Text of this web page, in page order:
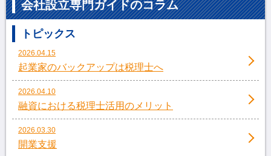
会社設立専門ガイドのコラム
トピックス
2026.04.15
起業家のバックアップは税理士へ
2026.04.10
融資における税理士活用のメリット
2026.03.30
開業支援